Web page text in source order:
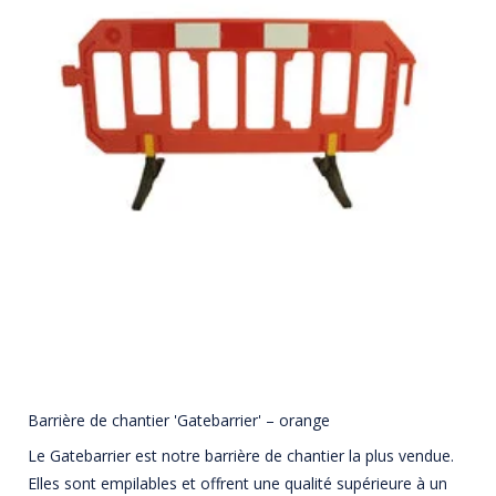
Barrière de chantier 'Gatebarrier' – orange
Le Gatebarrier est notre barrière de chantier la plus vendue.
Elles sont empilables et offrent une qualité supérieure à un